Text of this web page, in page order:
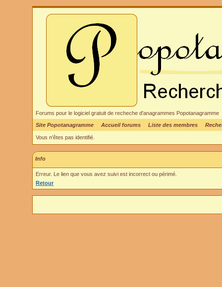
Forums pour le logiciel gratuit de recheche d'anagrammes Popotanagramme
Site Popotanagramme
Accueil forums Liste des membres
Vous n'êtes pas identifié.
Info
Erreur. Le lien que vous avez suivi est incorrect ou périmé.
Retour